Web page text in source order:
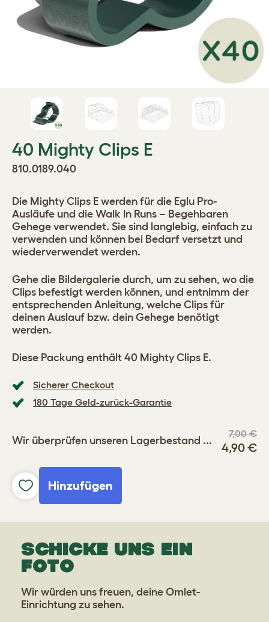
40 Mighty Clips E
810.0189.040
Sicherer Checkout
180 Tage Geld-zurück-Garantie
Wir überprüfen unseren Lagerbestand ...
7,00 €
4,90 €
Hinzufügen
Die Mighty Clips E werden für die Eglu Pro-
Ausläufe und die Walk In Runs – Begehbaren
Gehege verwendet. Sie sind langlebig, einfach zu
verwenden und können bei Bedarf versetzt und
wiederverwendet werden.
Gehe die Bildergalerie durch, um zu sehen, wo die
Clips befestigt werden können, und entnimm der
entsprechenden Anleitung, welche Clips für
deinen Auslauf bzw. dein Gehege benötigt
werden.
Diese Packung enthält 40 Mighty Clips E.
SCHICKE UNS EIN
FOTO
Wir würden uns freuen, deine Omlet-
Einrichtung zu sehen.